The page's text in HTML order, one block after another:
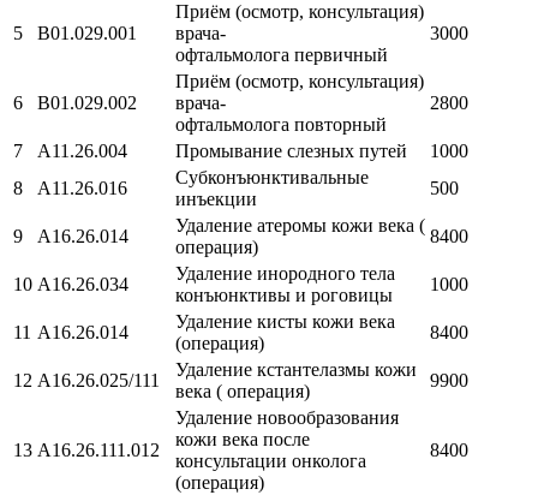
5 B01.029.001
Приём (осмотр, консультация)
врача-
офтальмолога первичный
3000
6 B01.029.002
Приём (осмотр, консультация)
врача-
офтальмолога повторный
2800
7 А11.26.004 Промывание слезных путей
1000
8
А11.26.016
Субконъюнктивальные
инъекции
500
9 А16.26.014
Удаление атеромы кожи века (
операция)
8400
10 А16.26.034
Удаление инородного тела
конъюнктивы и роговицы
1000
11 А16.26.014
Удаление кисты кожи века
(операция)
8400
12 А16.26.025/111
Удаление кстантелазмы кожи
века ( операция)
9900
13 А16.26.111.012
Удаление новообразования
кожи века после
консультации онколога
(операция)
8400